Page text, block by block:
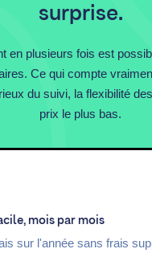
surprise.
en plusieurs fois est
Ce qui compte
du suivi, la flexibilité
prix le plus bas.
mois par mois
sur l'année sans frais